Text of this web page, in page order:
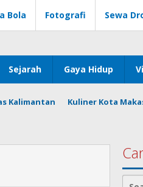
Bola Fotografi Sewa
Sejarah Gaya Hidup
Kalimantan Kuliner Kota